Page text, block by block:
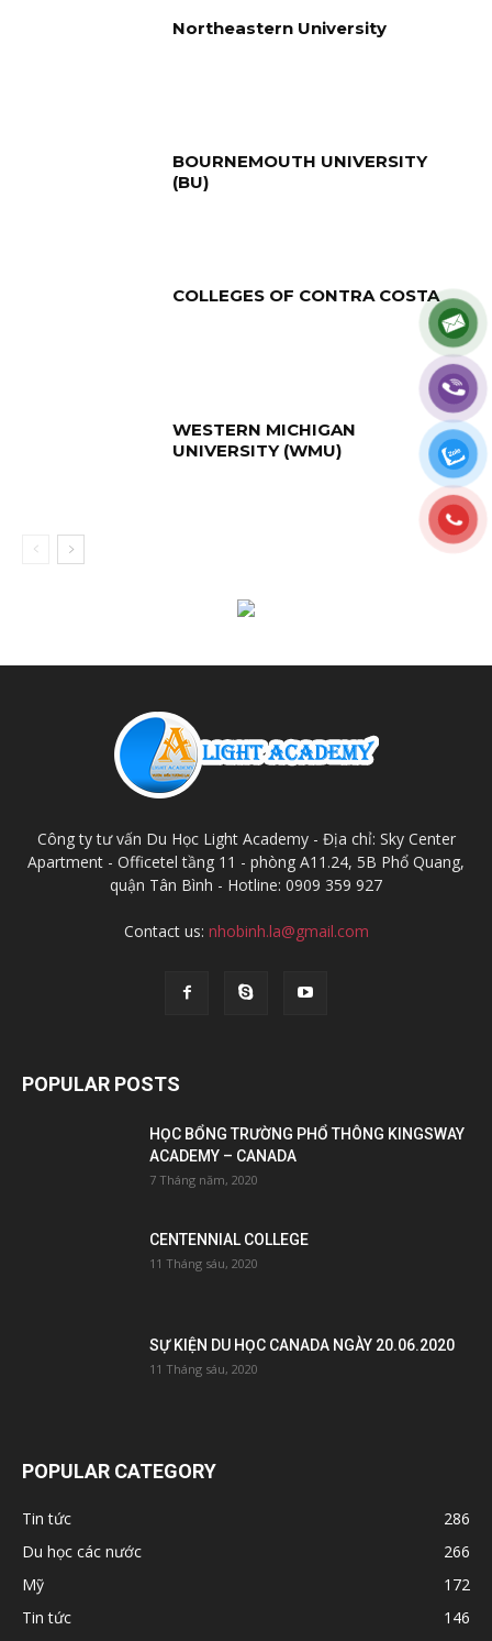
Northeastern University
BOURNEMOUTH UNIVERSITY
(BU)
COLLEGES OF CONTRA COSTA
WESTERN MICHIGAN
UNIVERSITY (WMU)
Công ty tư vấn Du Học Light Academy - Địa chỉ: Sky Center
Apartment - Officetel tầng 11 - phòng A11.24, 5B Phổ Quang,
quận Tân Bình - Hotline: 0909 359 927
Contact us: nhobinh.la@gmail.com
POPULAR POSTS
HỌC BỔNG TRƯỜNG PHỔ THÔNG KINGSWAY
ACADEMY – CANADA
7 Tháng năm, 2020
CENTENNIAL COLLEGE
11 Tháng sáu, 2020
SỰ KIỆN DU HỌC CANADA NGÀY 20.06.2020
11 Tháng sáu, 2020
POPULAR CATEGORY
Tin tức
286
Du học các nước
266
Mỹ
172
Tin tức
146